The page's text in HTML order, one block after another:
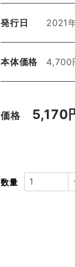
発行日 2021
本体価格 4,700
価格 5,170
数量